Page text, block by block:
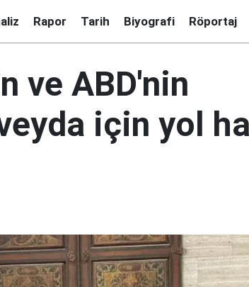
Rapor Tarih Biyografi Röportaj
ve ABD'nin
için yol